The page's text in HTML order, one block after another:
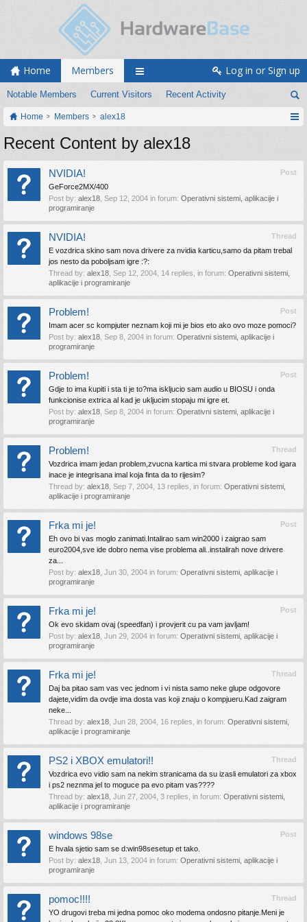
Home Members
Notable Members Current Visitors Recent Activity
Log in or Sign up
Home Members alex18
Recent Content by alex18
Post
NVIDIA!
GeForce2MX/400
Post by: alex18 Sep 12, 2004 in forum: Operativni sistemi, aplikacije i
programiranje
Thread
NVIDIA!
E vozdrica skino sam nova drivere za nvidia karticu,samo da pitam trebal
jos nesto da poboljsam igre :?:
Thread by: alex18 Sep 12, 2004 , 14 replies, in forum: Operativni sistemi,
aplikacije i programiranje
Post
Problem!
Imam acer sc kompjuter neznam koji mi je bios eto ako ovo moze pomoci?
Post by: alex18 Sep 8, 2004 in forum: Operativni sistemi, aplikacije i
programiranje
Post
Problem!
Gdje to ima kupiti i sta ti je to?ma iskljucio sam audio u BIOSU i onda
funkcionise extrica al kad je ukljucim stopaju mi igre et.
Post by: alex18 Sep 8, 2004 in forum: Operativni sistemi, aplikacije i
programiranje
Thread
Problem!
Vozdrica imam jedan problem,zvucna kartica mi stvara probleme kod igara
inace je integrisana imal koja finta da to rijesim?
Thread by: alex18 Sep 7, 2004 , 13 replies, in forum: Operativni sistemi,
aplikacije i programiranje
Post
Frka mi je!
Eh ovo bi vas moglo zanimati.Intalirao sam win2000 i zaigrao sam
euro2004,sve ide dobro nema vise problema ali..instalirah nove drivere
za...
Post by: alex18 Jun 30, 2004 in forum: Operativni sistemi, aplikacije i
programiranje
Post
Frka mi je!
Ok evo skidam ovaj (speedfan) i provjerit cu pa vam javljam!
Post by: alex18 Jun 29, 2004 in forum: Operativni sistemi, aplikacije i
programiranje
Thread
Frka mi je!
Daj ba pitao sam vas vec jednom i vi nista samo neke glupe odgovore
dajete,vidim da ovdje ima dosta vas koji znaju o kompjueru.Kad zaigram
neke...
Thread by: alex18 Jun 28, 2004 , 16 replies, in forum: Operativni sistemi,
aplikacije i programiranje
Thread
PS2 i XBOX emulatori!!
Vozdrica evo vidio sam na nekim stranicama da su izasli emulatori za xbox
i ps2 neznma jel to moguce pa evo pitam vas????
Thread by: alex18 Jun 27, 2004 , 3 replies, in forum: Operativni sistemi,
aplikacije i programiranje
Post
windows 98se
E hvala sjetio sam se d:win98sesetup et tako.
Post by: alex18 Jun 13, 2004 in forum: Operativni sistemi, aplikacije i
programiranje
Thread
pomoc!!!!
YO drugovi treba mi jedna pomoc oko modema ondosno pitanje.Meni je